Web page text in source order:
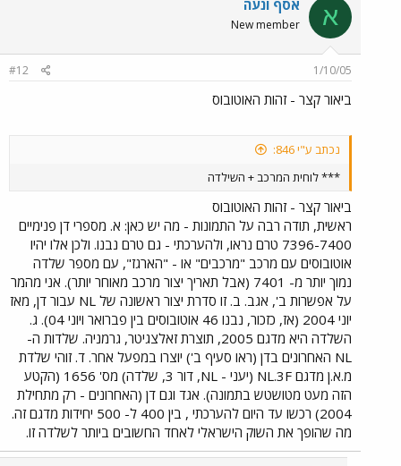
א אסף ונעה
New member
1/10/05
#12
ביאור קצר - זהות האוטובוס
נכתב ע"י 846:
*** לוחית המרכב + השילדה
ביאור קצר - זהות האוטובוס
ראשית, תודה רבה על התמונות - מה יש כאן: א. מספרי דן פנימיים
7396-7400 טרם נראו, ולהערכתי - גם טרם נבנו. ולכן אלו יהיו
אוטובוסים עם מרכב "מרכבים" או - "הארגז", עם מספר שלדה
נמוך יותר מ- 7401 (אבל תאריך יצור מרכב מאוחר יותר). אני מהמר
על אפשרות ב', אגב. ב. זו סדרת יצור ראשונה של NL עבור דן, מאז
יוני 2004 (אז, כזכור, נבנו 46 אוטובוסים בין פברואר ויוני 04). ג.
השלדה היא מדגם 2005, תוצרת זאלצגיטר, גרמניה. שלדות ה-
NL האחרונים בדן (ראו סעיף ב') יוצרו במפעל אחר. ד. זוהי שלדת
מ.א.ן מדגם NL.3F (יעני - NL, דור 3, שלדה) מס' 1656 (הקטע
הזה מעט מטושטש בתמונה). אגד וגם דן (האחרונים - רק מתחילת
2004) רכשו עד היום להערכתי , בין 400 ל- 500 יחידות מדגם זה.
מה שהופך את השוק הישראלי לאחד החשובים ביותר לשלדה זו.